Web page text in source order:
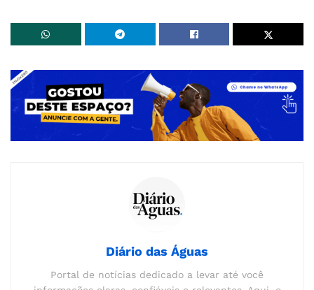
Diário das Águas
Portal de notícias dedicado a levar até você